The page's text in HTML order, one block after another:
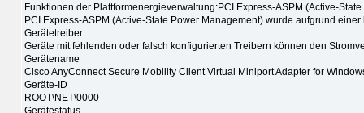
Funktionen der Plattformenergieverwaltung:PCI Express-ASPM (Active-
PCI Express-ASPM (Active-State Power Management) wurde aufgrund
Gerätetreiber:
Geräte mit fehlenden oder falsch konfigurierten Treibern können den
Gerätename
Cisco AnyConnect Secure Mobility Client Virtual Miniport Adapter for
Geräte-ID
ROOT\NET\0000
Gerätestatus